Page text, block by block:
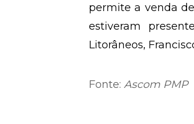
permite a venda
estiveram
Litorâneos,
Fonte: Ascom PMP